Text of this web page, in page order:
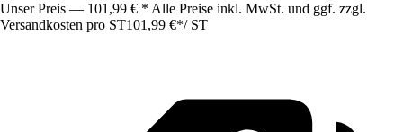
Unser Preis — 101,99 € * Alle Preise inkl. MwSt. und ggf. zzgl.
Versandkosten pro ST101,99 €*/ ST